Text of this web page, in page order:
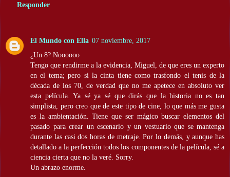
Responder
El Mundo con Ella 07 noviembre, 2017
¿Un 8? Noooooo
Tengo que rendirme a la evidencia, Miguel, de que eres un experto
en el tema; pero si la cinta tiene como trasfondo el tenis de la
década de los 70, de verdad que no me apetece en absoluto ver
esta película. Ya sé ya sé que dirás que la historia no es tan
simplista, pero creo que de este tipo de cine, lo que más me gusta
es la ambientación. Tiene que ser mágico buscar elementos del
pasado para crear un escenario y un vestuario que se mantenga
durante las casi dos horas de metraje. Por lo demás, y aunque has
detallado a la perfección todos los componentes de la película, sé a
ciencia cierta que no la veré. Sorry.
Un abrazo enorme.